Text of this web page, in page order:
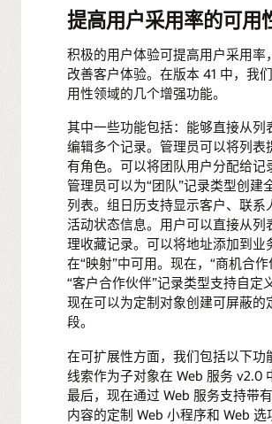
提高用户采用率的可用
积极的用户体验可提高用户采用率
改善客户体验。在版本 41 中，我
用性领域的几个增强功能。
其中一些功能包括：能够直接从列
编辑多个记录。管理员可以将列表
有角色。可以将团队用户分配给记
管理员可以为“团队”记录类型创建
列表。组日历支持显示客户、联系
活动状态信息。用户可以直接从列
理收藏记录。可以将地址添加到业
在“映射”中可用。现在，“商机合作
“客户合作伙伴”记录类型支持自定
现在可以为定制对象创建可屏蔽的
段。
在可扩展性方面，我们包括以下功
线索作为子对象在 Web 服务 v2.0
最后，现在通过 Web 服务支持带
内容的定制 Web 小程序和 Web 选